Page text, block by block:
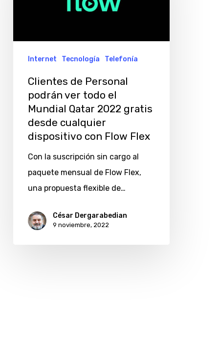
Qatar
2022
gratis
desde
Internet Tecnología Telefonía
Clientes de Personal
podrán ver todo el
Mundial Qatar 2022 gratis
desde cualquier
dispositivo con Flow Flex
Con la suscripción sin cargo al
paquete mensual de Flow Flex,
una propuesta flexible de…
César Dergarabedian
9 noviembre, 2022